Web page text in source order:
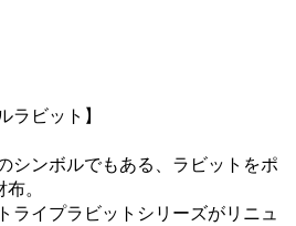
ラビット】
シンボルでもある、ラビットをポ
。
ライプラビットシリーズがリニュ